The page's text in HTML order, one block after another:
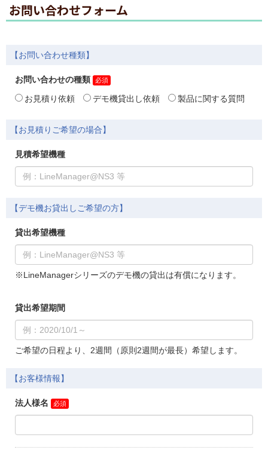
お問い合わせフォーム